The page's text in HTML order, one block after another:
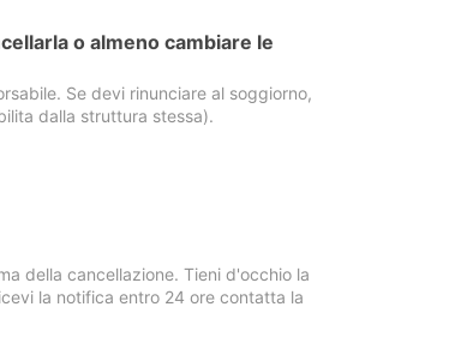
o almeno cambiare le
Se devi rinunciare al soggiorno,
dalla struttura stessa).
della cancellazione. Tieni d'occhio la
la notifica entro 24 ore contatta la